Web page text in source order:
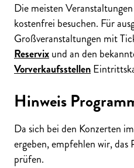
Die meisten
kostenfrei besuchen. Für
Großveranstaltungen mit
Reservixund an den
Vorverkaufsstellen
Hinweis
Da sich bei den Konzerten
ergeben, empfehlen wir, das
prüfen.